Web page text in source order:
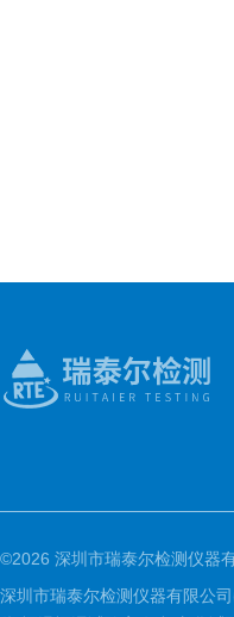
©2026 深圳市瑞泰尔检测仪器
深圳市瑞泰尔检测仪器有限公